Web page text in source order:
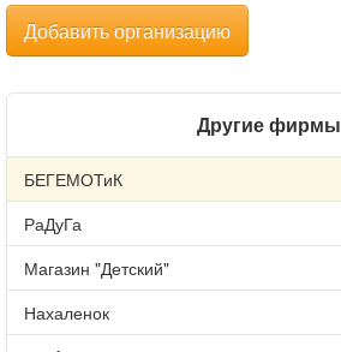
Добавить организацию
Другие фирмы
БЕГЕМОТиК
РаДуГа
Магазин "Детский"
Нахаленок